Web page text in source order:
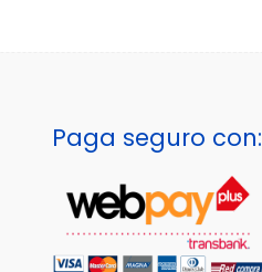
Paga seguro con: